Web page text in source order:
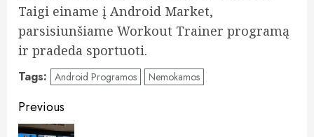
Taigi einame į Android Market,
parsisiunšiame Workout Trainer programą
ir pradeda sportuoti.
Tags: Android Programos Nemokamos
Post
Previous